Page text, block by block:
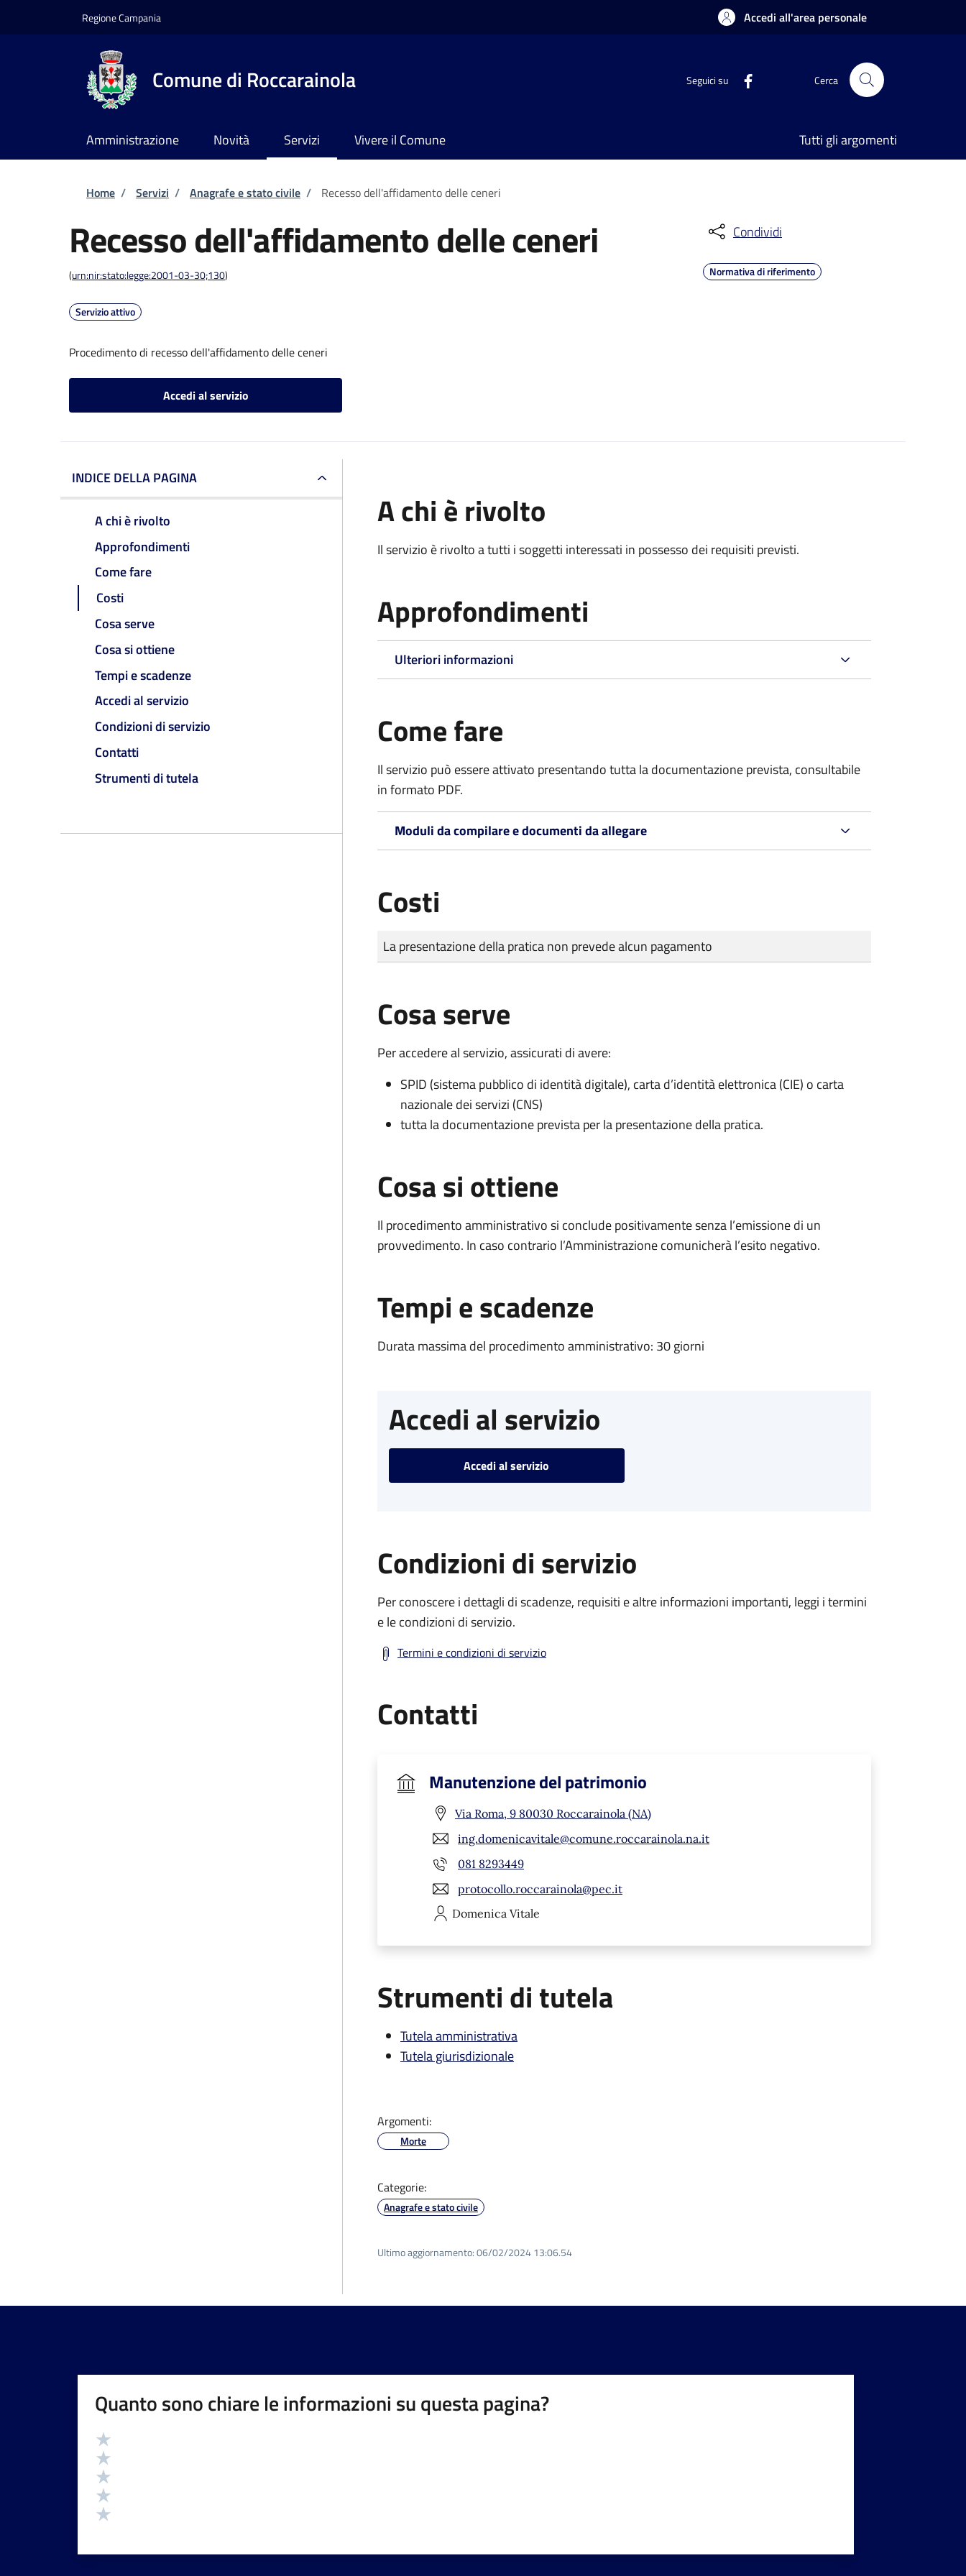
Regione Campania Accedi all'area personale
Comune di Roccarainola Seguici su Cerca
Amministrazione Novità Servizi Vivere il Comune Tutti gli argomenti
Briciole di pane
Home / Servizi / Anagrafe e stato civile / Recesso dell'affidamento delle ceneri
Recesso dell'affidamento delle ceneri
(urn:nir:stato:legge:2001-03-30;130)
Servizio attivo
Procedimento di recesso dell'affidamento delle ceneri
Accedi al servizio
Condividi
Normativa di riferimento
INDICE DELLA PAGINA
A chi è rivolto
Approfondimenti
Come fare
Costi
Cosa serve
Cosa si ottiene
Tempi e scadenze
Accedi al servizio
Condizioni di servizio
Contatti
Strumenti di tutela
A chi è rivolto
Il servizio è rivolto a tutti i soggetti interessati in possesso dei requisiti previsti.
Approfondimenti
Ulteriori informazioni
Come fare
Il servizio può essere attivato presentando tutta la documentazione prevista, consultabile
in formato PDF.
Moduli da compilare e documenti da allegare
Costi
Tipo di pagamento
Importo
La presentazione della pratica non prevede alcun pagamento
Cosa serve
Per accedere al servizio, assicurati di avere:
SPID (sistema pubblico di identità digitale), carta d’identità elettronica (CIE) o carta
nazionale dei servizi (CNS)
tutta la documentazione prevista per la presentazione della pratica.
Cosa si ottiene
Il procedimento amministrativo si conclude positivamente senza l’emissione di un
provvedimento. In caso contrario l’Amministrazione comunicherà l’esito negativo.
Tempi e scadenze
Durata massima del procedimento amministrativo: 30 giorni
Accedi al servizio
Accedi al servizio
Condizioni di servizio
Per conoscere i dettagli di scadenze, requisiti e altre informazioni importanti, leggi i termini
e le condizioni di servizio.
Termini e condizioni di servizio
Contatti
Manutenzione del patrimonio
Via Roma, 9 80030 Roccarainola (NA)
ing.domenicavitale@comune.roccarainola.na.it
081 8293449
protocollo.roccarainola@pec.it
Domenica Vitale
Strumenti di tutela
Tutela amministrativa
Tutela giurisdizionale
Argomenti:
Morte
Categorie:
Anagrafe e stato civile
Ultimo aggiornamento:06/02/2024 13:06.54
Quanto sono chiare le informazioni su questa pagina?
Valutazione